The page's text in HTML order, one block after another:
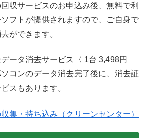
収サービスのお申込み後、無料で利
フトが提供されますので、ご自身で
ができます。
ータ消去サービス〈 1台 3,498円
ソコンのデータ消去完了後に、消去証
スもあります。
集・持ち込み（クリーンセンター）